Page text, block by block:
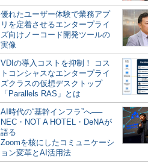
優れたユーザー体験で業務アプ
リを定着させるエンタープライ
ズ向けノーコード開発ツールの
実像
VDIの導入コストを抑制！ コス
トコンシャスなエンタープライ
ズクラスの仮想デスクトップ
「Parallels RAS」とは
AI時代の“基幹インフラ”へ──
NEC・NOT A HOTEL・DeNAが
語る
Zoomを核にしたコミュニケーシ
ョン変革とAI活用法